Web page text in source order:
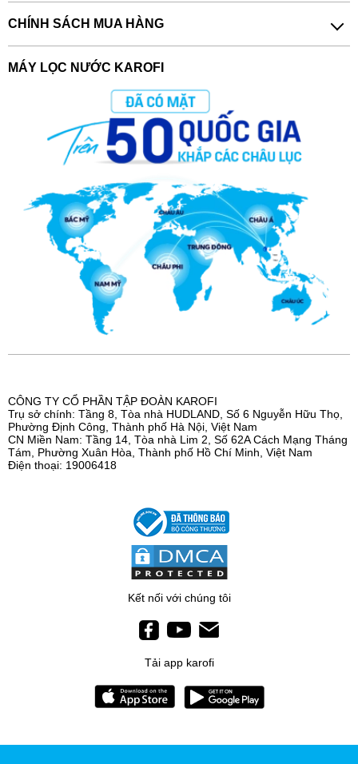
CHÍNH SÁCH MUA HÀNG
MÁY LỌC NƯỚC KAROFI
CÔNG TY CỔ PHẦN TẬP ĐOÀN KAROFI
Trụ sở chính: Tầng 8, Tòa nhà HUDLAND, Số 6 Nguyễn Hữu Thọ,
Phường Định Công, Thành phố Hà Nội, Việt Nam
CN Miền Nam: Tầng 14, Tòa nhà Lim 2, Số 62A Cách Mạng Tháng
Tám, Phường Xuân Hòa, Thành phố Hồ Chí Minh, Việt Nam
Điện thoại: 19006418
Kết nối với chúng tôi
Tải app karofi